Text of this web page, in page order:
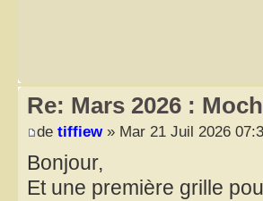
Re: Mars 2026 :
de tiffiew» Mar 21 Juil 2026
Bonjour,
Et une première grille